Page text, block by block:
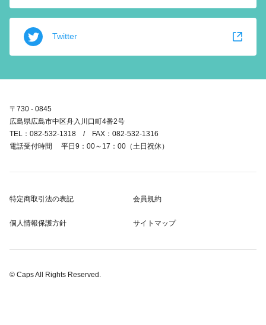
Twitter
〒730 - 0845
広島県広島市中区舟入川口町4番2号
TEL：082-532-1318 / FAX：082-532-1316
電話受付時間 平日9：00～17：00（土日祝休）
特定商取引法の表記 会員規約
個人情報保護方針 サイトマップ
© Caps All Rights Reserved.